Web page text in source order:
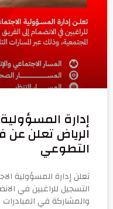
إدارة
الرياض تعلن عن
التطوعي
تعلن إدارة المسؤولية
التسجيل للراغبين في
والمشاركة في